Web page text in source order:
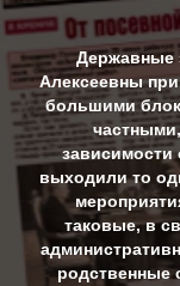
Державные
Алексеевны
большими
зависимости
выходили то
таковые, в
родственные